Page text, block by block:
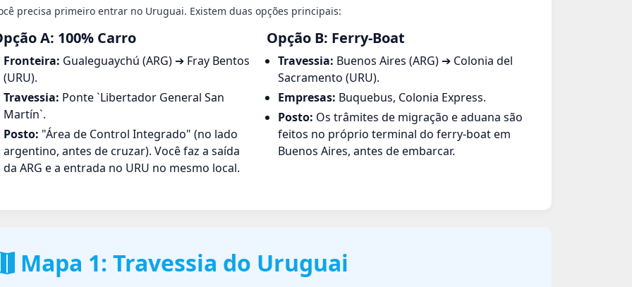
precisa primeiro entrar no Uruguai. Existem duas opções principais:
A: 100% Carro
Fronteira: Gualeguaychú (ARG) ➔ Fray Bentos
(URU).
Travessia: Ponte `Libertador General San
Martín`.
Posto: "Área de Control Integrado" (no lado
argentino, antes de cruzar). Você faz a saída
da ARG e a entrada no URU no mesmo local.
Opção B: Ferry-Boat
Travessia: Buenos Aires (ARG) ➔ Colonia del
Sacramento (URU).
Empresas: Buquebus, Colonia Express.
Posto: Os trâmites de migração e aduana são
feitos no próprio terminal do ferry-boat em
Buenos Aires, antes de embarcar.
Mapa 1: Travessia do Uruguai